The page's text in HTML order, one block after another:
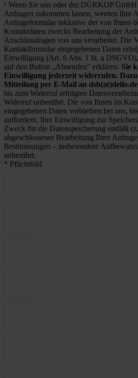
¹ Wenn Sie uns oder der DÜRKOP
Anfragen zukommen lassen, werden Ihre
Anfrageformular inklusive der von Ihnen
Kontaktdaten zwecks Bearbeitung der
Anschlussfragen von uns verarbeitet. Die
Kontaktformular eingegebenen Daten
Einwilligung (Art. 6 Abs. 1 lit. a
auf den Button „Absenden" erklären. Sie
Einwilligung jederzeit widerrufen.
Mitteilung per E-Mail an dsb(at)dello.de
bis zum Widerruf erfolgten
Widerruf unberührt. Die von Ihnen im
eingegebenen Daten verbleiben bei uns,
auffordern, Ihre Einwilligung zur
Zweck für die Datenspeicherung entfällt
abgeschlossener Bearbeitung Ihrer
Bestimmungen – insbesondere
unberührt.
* Pflichtfeld